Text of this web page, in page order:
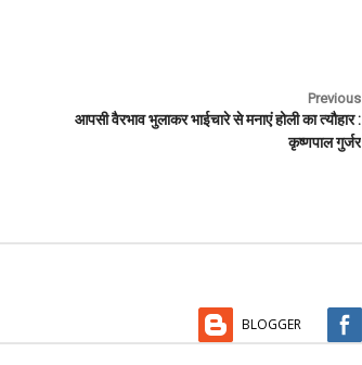
Previous
आपसी वैरभाव भुलाकर भाईचारे से मनाएं होली का त्यौहार :
कृष्णपाल गुर्जर
BLOGGER